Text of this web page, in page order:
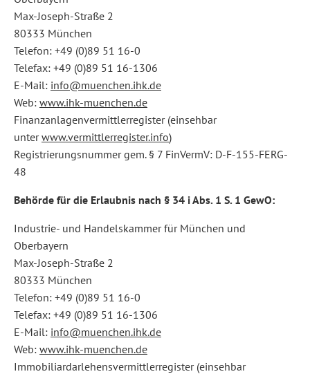
Max-Joseph-Straße 2
80333 München
Telefon: +49 (0)89 51 16-0
Telefax: +49 (0)89 51 16-1306
E-Mail: info@muenchen.ihk.de
Web: www.ihk-muenchen.de
Finanzanlagenvermittlerregister (einsehbar
unterwww.vermittlerregister.info)
Registrierungsnummer gem. § 7 FinVermV: D-F-155-FERG-
48
Behörde für die Erlaubnis nach § 34 i Abs. 1 S. 1 GewO:
Industrie- und Handelskammer für München und
Oberbayern
Max-Joseph-Straße 2
80333 München
Telefon: +49 (0)89 51 16-0
Telefax: +49 (0)89 51 16-1306
E-Mail: info@muenchen.ihk.de
Web: www.ihk-muenchen.de
Immobiliardarlehensvermittlerregister (einsehbar